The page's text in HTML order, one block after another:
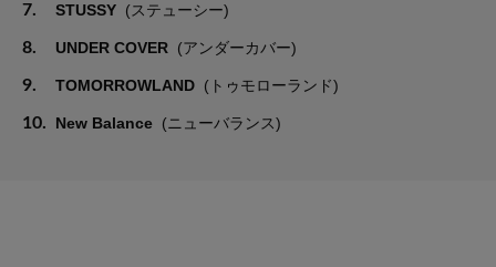
7. STUSSY (ステューシー)
8. UNDER COVER (アンダーカバー)
9. TOMORROWLAND (トゥモローランド)
10. New Balance (ニューバランス)